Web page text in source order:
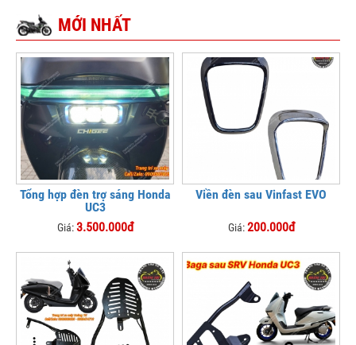
MỚI NHẤT
Tổng hợp đèn trợ sáng Honda
UC3
Giá:3.500.000đ
Viền đèn sau Vinfast EVO
Giá:200.000đ